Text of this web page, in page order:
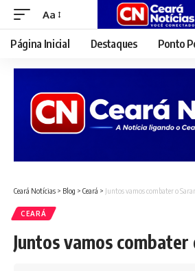
Font
Resizer
Aa
Página Inicial Destaques Ponto
Ceará Notícias > Blog > Ceará > Juntos vamos combater o
CEARÁ
Juntos vamos combater